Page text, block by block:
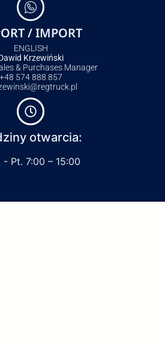
/ IMPORT
ENGLISH
Krzewiński
& Purchases Manager
+48 574 888 857
otwarcia:
- Pt. 7:00 – 15:00